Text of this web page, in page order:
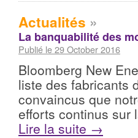
Actualités »
La banquabilité des
Publié le 29 October 2016
Bloomberg New
liste des fabricants
convaincus que
efforts continus
Lire la suite →